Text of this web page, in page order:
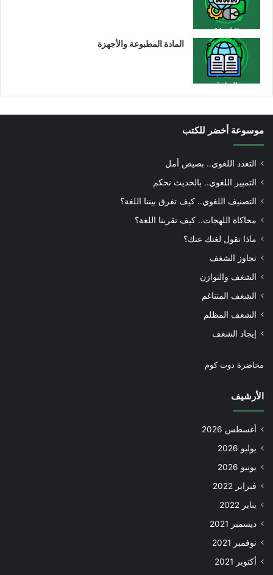
المادة المطبوعة والأجهزة
موسوعة أخضر للكتب
التعدد اللغوي.. بصيص أمل
التمييز اللغوي.. بالحديث نحكم
التصنيف اللغوي.. كيف تفرق بيننا اللغة؟
محاكاة اللهجات.. كيف تقربنا اللغة؟
ماذا تقول لغتك عنك؟
تجاوز الشغف
الشغف والتوازن
الشغف المتناغم
الشغف المظلم
إيجاد الشغف
محاضرة دوت كوم
الأرشيف
أغسطس 2026
يوليو 2026
يونيو 2026
فبراير 2022
يناير 2022
ديسمبر 2021
نوفمبر 2021
أكتوبر 2021